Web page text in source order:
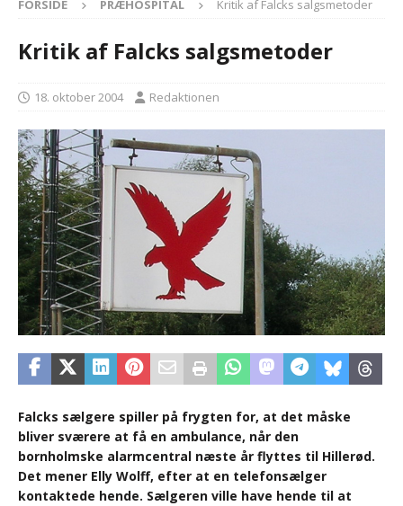
FORSIDE PRÆHOSPITAL Kritik af Falcks salgsmetoder
Kritik af Falcks salgsmetoder
18. oktober 2004 Redaktionen
Falcks sælgere spiller på frygten for, at det måske
bliver sværere at få en ambulance, når den
bornholmske alarmcentral næste år flyttes til Hillerød.
Det mener Elly Wolff, efter at en telefonsælger
kontaktede hende. Sælgeren ville have hende til at